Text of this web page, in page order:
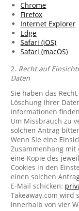
Chrome
Firefox
Internet Explorer
Edge
Safari (iOS)
Safari (macOS)
2. Recht auf
Daten
Sie haben das
Löschung Ihrer
Informationen
Um Missbrauch zu
solchen Antrag
Wenn Sie eine
Zusammenhang mit
eine Kopie des
Cookies in den
einen solchen
E-Mail schicken:
Takeaway.com wird
innerhalb von vier